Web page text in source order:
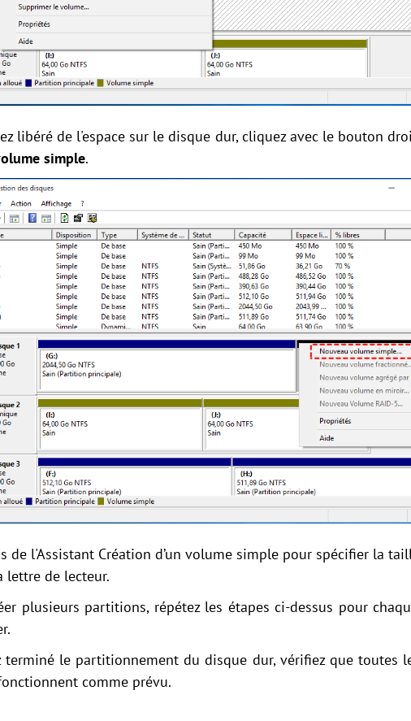
libéré de l'espace sur le disque dur, cliquez avec le bouton
simple.
de l'Assistant Création d’un volume simple pour spécifier la
lettre de lecteur.
plusieurs partitions, répétez les étapes ci-dessus pour
terminé le partitionnement du disque dur, vérifiez que toutes
comme prévu.